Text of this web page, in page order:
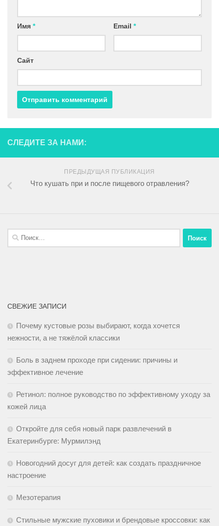
Имя * Email *
Сайт
СЛЕДИТЕ ЗА НАМИ:
ПРЕДЫДУЩАЯ ПУБЛИКАЦИЯ
Что кушать при и после пищевого отравления?
СВЕЖИЕ ЗАПИСИ
Почему кустовые розы выбирают, когда хочется
нежности, а не тяжёлой классики
Боль в заднем проходе при сидении: причины и
эффективное лечение
Ретинол: полное руководство по эффективному уходу за
кожей лица
Откройте для себя новый парк развлечений в
Екатеринбурге: Мурмилэнд
Новогодний досуг для детей: как создать праздничное
настроение
Мезотерапия
Стильные мужские пуховики и брендовые кроссовки: как